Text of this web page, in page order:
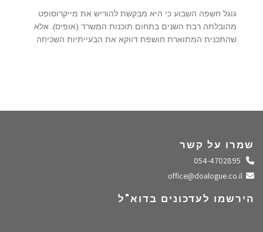
גוגל חשפה השבוע כי היא מבקשת להוריש את מייקרוסופט
מהובלתה רבת השנים בתחום תוכנות המשרד (אופיס). אלא
שהתכנית המתוארת חושפת דווקא את הבעייתיות השכיחה
שמרו על קשר
התקשרו אלינו
שלחו מייל
הירשמו לעדכונים בדוא"ל